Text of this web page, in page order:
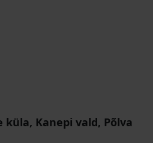
küla, Kanepi vald, Põlva